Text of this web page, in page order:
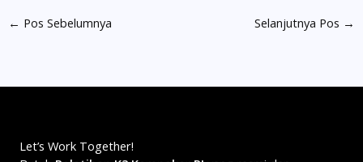
← Pos Sebelumnya Selanjutnya Pos →
Let’s Work Together!